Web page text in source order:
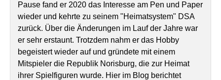
Pause fand er 2020 das Interesse am Pen und Paper
wieder und kehrte zu seinem "Heimatsystem" DSA
zurück. Über die Änderungen im Lauf der Jahre war
er sehr erstaunt. Trotzdem nahm er das Hobby
begeistert wieder auf und gründete mit einem
Mitspieler die Republik Norisburg, die zur Heimat
ihrer Spielfiguren wurde. Hier im Blog berichtet